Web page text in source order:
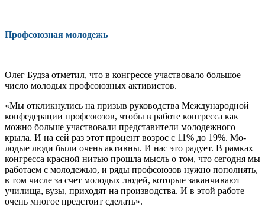
Профсоюзная молодежь
Олег Будза отметил, что в конгрес­се участвовало большое
число молодых профсоюзных активистов.
«Мы откликнулись на призыв руко­водства Международной
конфедерации профсоюзов, чтобы в работе конгрес­са как
можно больше участвовали пред­ставители молодежного
крыла. И на сей раз этот процент возрос с 11% до 19%. Мо­
лодые люди были очень активны. И нас это радует. В рамках
конгресса красной нитью прошла мысль о том, что сегодня мы
работаем с молодежью, и ряды профсоюзов нужно пополнять,
в том числе за счет молодых людей, которые заканчи­вают
училища, вузы, приходят на про­изводства. И в этой работе
очень многое предстоит сделать».